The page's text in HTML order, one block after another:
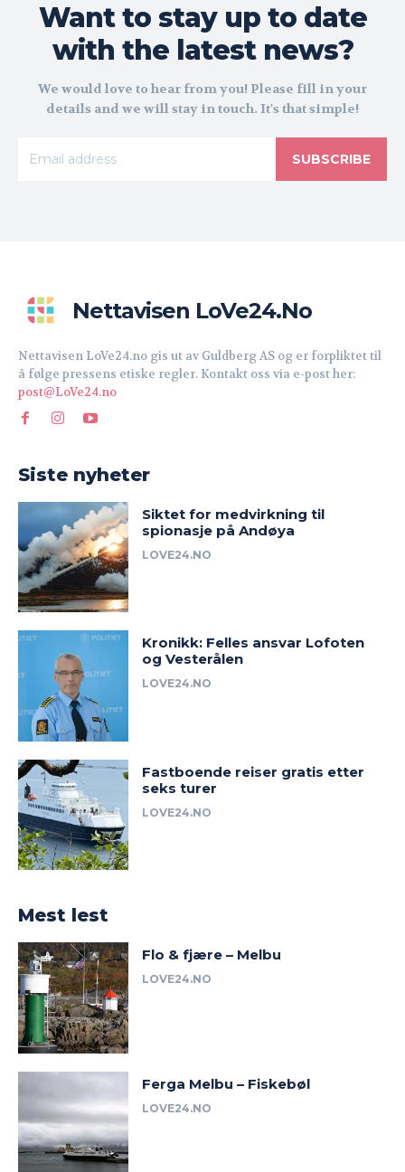
Want to stay up to date
with the latest news?
We would love to hear from you! Please fill in your
details and we will stay in touch. It's that simple!
SUBSCRIBE
Nettavisen LoVe24.no
Nettavisen LoVe24.no gis ut av Guldberg AS og er forpliktet til
å følge pressens etiske regler. Kontakt oss via e-post her:
post@LoVe24.no
Siste nyheter
Siktet for medvirkning til
spionasje på Andøya
LOVE24.NO
Kronikk: Felles ansvar Lofoten
og Vesterålen
LOVE24.NO
Fastboende reiser gratis etter
seks turer
LOVE24.NO
Mest lest
Flo & fjære – Melbu
LOVE24.NO
Ferga Melbu – Fiskebøl
LOVE24.NO